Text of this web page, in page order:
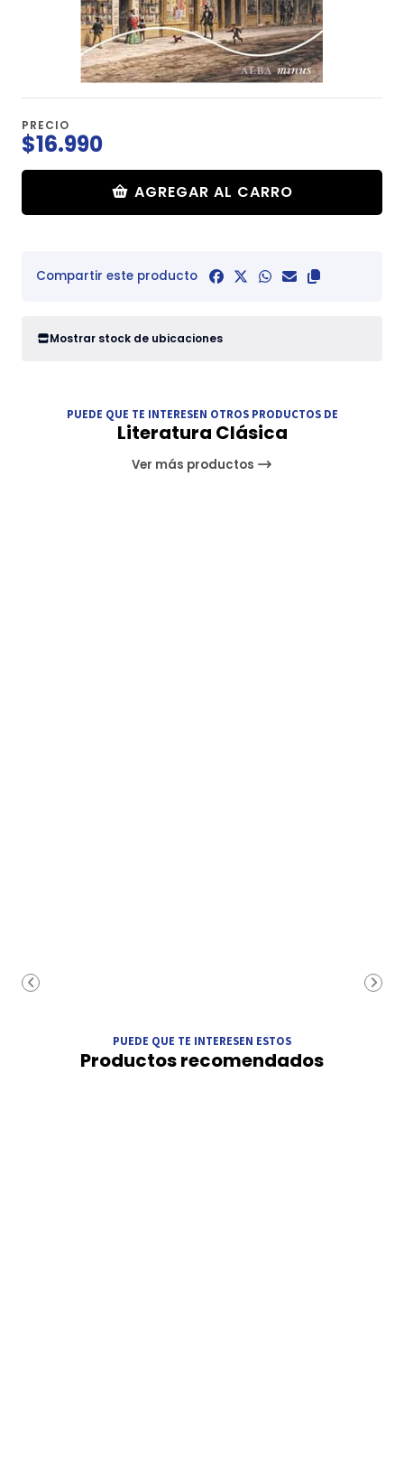
PRECIO
$16.990
AGREGAR AL CARRO
Compartir este producto
Mostrar stock de ubicaciones
PUEDE QUE TE INTERESEN OTROS PRODUCTOS DE
Literatura Clásica
Ver más productos
PUEDE QUE TE INTERESEN ESTOS
Productos recomendados